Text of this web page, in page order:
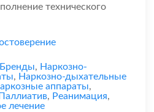
технического
Бренды, Наркозно-
, Наркозно-дыхательные
аппараты,
Паллиатив, Реанимация,
лечение